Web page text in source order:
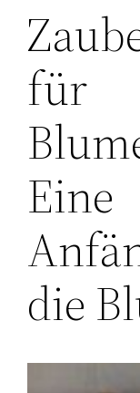
für
Eine
die